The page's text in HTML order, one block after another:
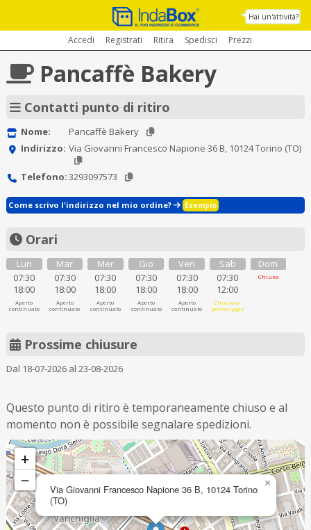
Hai un'attività?
Accedi Registrati Ritira Spedisci Prezzi
Pancaffè Bakery
Contatti punto di ritiro
Nome:
Pancaffè Bakery
Indirizzo: Via Giovanni Francesco Napione 36 B, 10124 Torino (TO)
Telefono:3293097573
Come scrivo l'indirizzo nel mio ordine? Esempio
Orari
Lun
07:30
18:00
Aperto
continuato
Mar
07:30
18:00
Aperto
continuato
Mer
07:30
18:00
Aperto
continuato
Gio
07:30
18:00
Aperto
continuato
Ven
07:30
18:00
Aperto
continuato
Sab
07:30
12:00
Chiuso al
pomeriggio
Dom
Chiuso
Prossime chiusure
Dal 18-07-2026 al 23-08-2026
Questo punto di ritiro è temporaneamente chiuso e al
momento non è possibile segnalare spedizioni.
Via Giovanni Francesco Napione 36 B, 10124 Torino
(TO)
×
+
−